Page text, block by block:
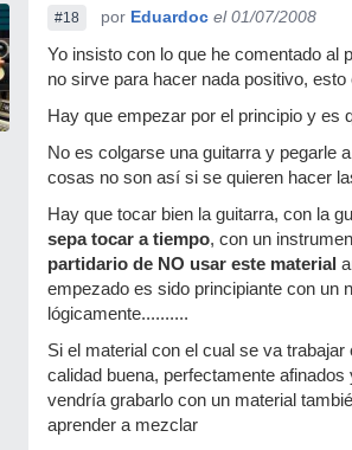
#18 por Eduardoc el 01/07/2008
Yo insisto con lo que he comentado al
no sirve para hacer nada positivo, esto
Hay que empezar por el principio y es
No es colgarse una guitarra y pegarle
cosas no son así si se quieren hacer
Hay que tocar bien la guitarra, con la
sepa tocar a tiempo, con un
partidario de NO usar este material
empezado es sido principiante con un
lógicamente..........
Si el material con el cual se va
calidad buena, perfectamente
vendría grabarlo con un material
aprender a mezclar